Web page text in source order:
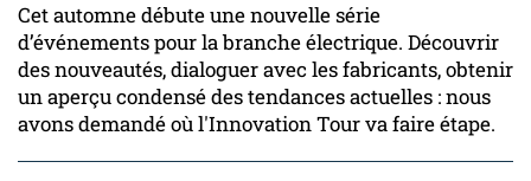
Cet automne débute une nouvelle série
d’événements pour la branche électrique. Découvrir
des nouveautés, dialoguer avec les fabricants, obtenir
un aperçu condensé des tendances actuelles : nous
avons demandé où l'Innovation Tour va faire étape.